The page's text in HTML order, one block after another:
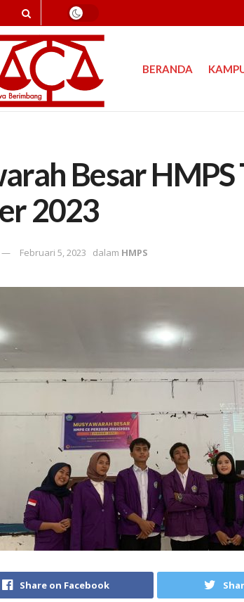
BERANDA
Besar HMPS
2023
Februari 5, 2023 dalam HMPS
Share on Facebook